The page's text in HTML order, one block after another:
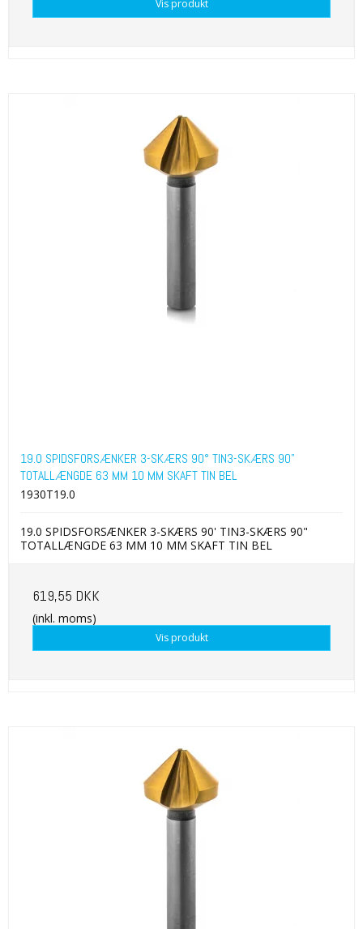
Vis produkt
19.0 SPIDSFORSÆNKER 3-SKÆRS 90° TIN3-SKÆRS 90"
TOTALLÆNGDE 63 MM 10 MM SKAFT TIN BEL
1930T19.0
19.0 SPIDSFORSÆNKER 3-SKÆRS 90' TIN3-SKÆRS 90"
TOTALLÆNGDE 63 MM 10 MM SKAFT TIN BEL
619,55 DKK
(inkl. moms)
Vis produkt